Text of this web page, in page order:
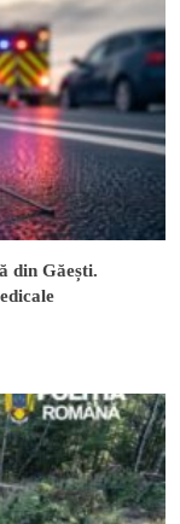
din Găești.